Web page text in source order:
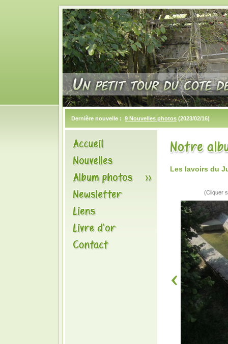
Dernière nouvelle : 9 Nouvelles photos (2023/02/16)
Les lavoirs du
(Cliquer